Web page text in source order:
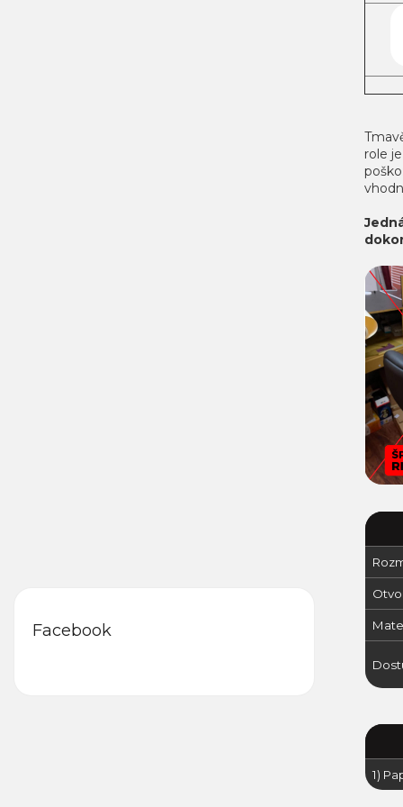
Facebook
role
1)